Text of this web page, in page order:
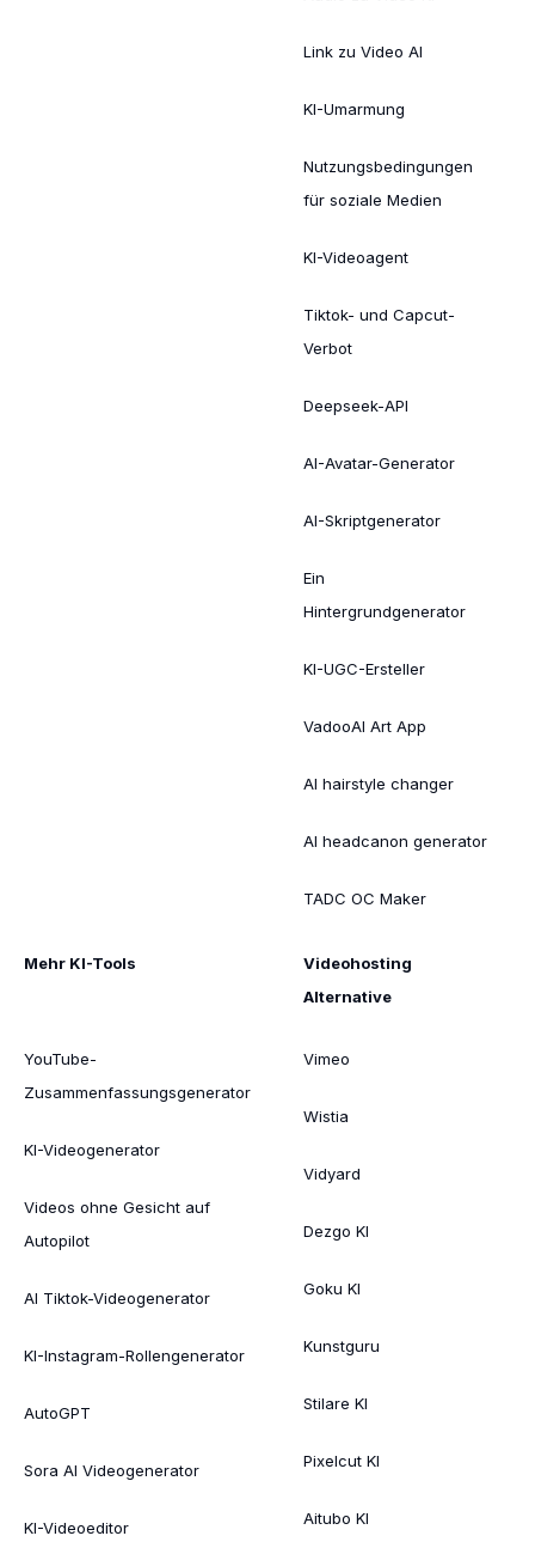
Link zu Video AI
KI-Umarmung
Nutzungsbedingungen
für soziale Medien
KI-Videoagent
Tiktok- und Capcut-
Verbot
Deepseek-API
AI-Avatar-Generator
AI-Skriptgenerator
Ein
Hintergrundgenerator
KI-UGC-Ersteller
VadooAI Art App
AI hairstyle changer
AI headcanon generator
TADC OC Maker
Mehr KI-Tools
YouTube-
Zusammenfassungsgenerator
KI-Videogenerator
Videos ohne Gesicht auf
Autopilot
AI Tiktok-Videogenerator
KI-Instagram-Rollengenerator
AutoGPT
Sora AI Videogenerator
KI-Videoeditor
Videohosting
Alternative
Vimeo
Wistia
Vidyard
Dezgo KI
Goku KI
Kunstguru
Stilare KI
Pixelcut KI
Aitubo KI